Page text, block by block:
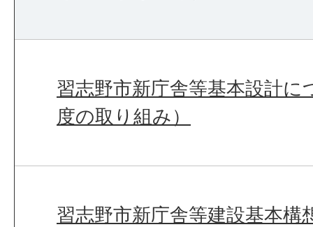
習志野市新庁舎等基本設計に
度の取り組み）
習志野市新庁舎等建設基本構